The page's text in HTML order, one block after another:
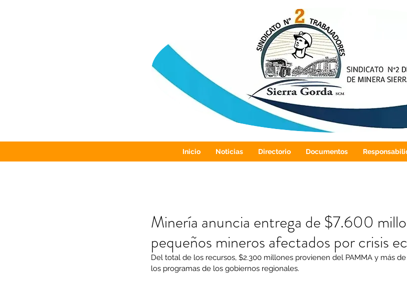
Inicio Noticias Directorio Documentos
Minería anuncia entrega de $7.600
pequeños mineros afectados por crisis
Del total de los recursos, $2.300 millones provienen del PAMMA y más
los programas de los gobiernos regionales.